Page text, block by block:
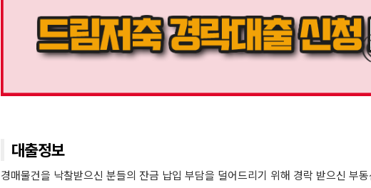
대출정보
경매물건을 낙찰받으신 분들의 잔금 납입 부담을 덜어드리기 위해 경락 받으신 부